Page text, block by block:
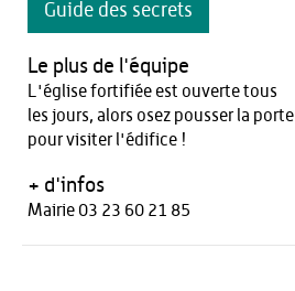
Guide des secrets
Le plus de l'équipe
L'église fortifiée est ouverte tous
les jours, alors osez pousser la porte
pour visiter l'édifice !
+ d'infos
Mairie 03 23 60 21 85